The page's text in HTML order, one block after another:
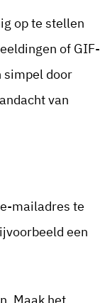
op te stellen
of GIF-
simpel door
van
mailadres te
een